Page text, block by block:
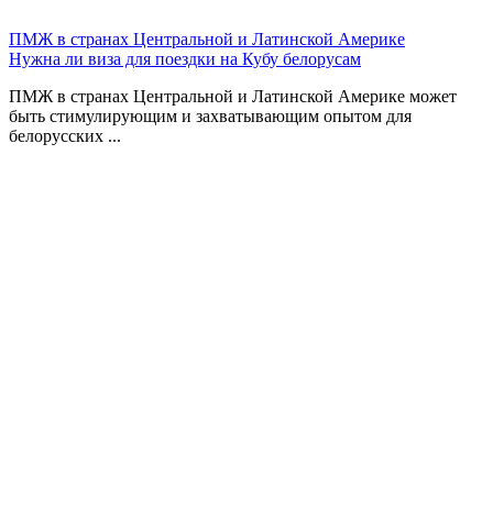
ПМЖ в странах Центральной и Латинской Америке
Нужна ли виза для поездки на Кубу белорусам
ПМЖ в странах Центральной и Латинской Америке может
быть стимулирующим и захватывающим опытом для
белорусских ...